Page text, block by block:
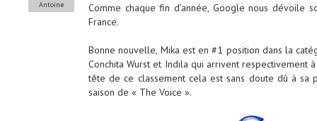
Antoine
Comme chaque fin d’année, Google nous dévoile
France.
Bonne nouvelle, Mika est en #1 position dans la
Conchita Wurst et Indila qui arrivent respectivement
tête de ce classement cela est sans doute dû à sa
saison de « The Voice ».